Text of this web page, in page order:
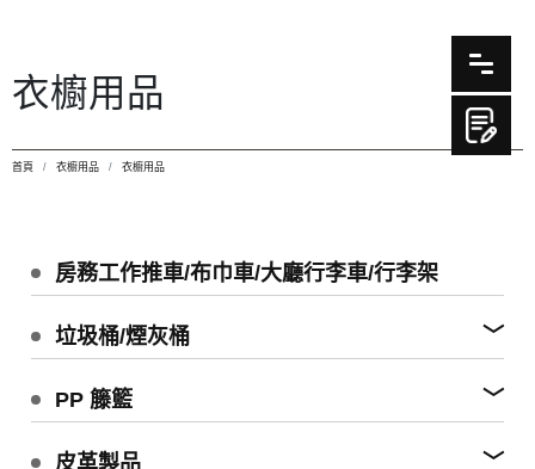
衣櫥用品
首頁 衣櫥用品 衣櫥用品
房務工作推車/布巾車/大廳行李車/行李架
垃圾桶/煙灰桶
PP 籐籃
皮革製品